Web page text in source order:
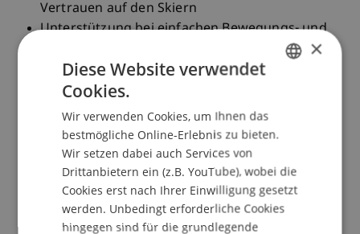
Vertrauen auf den Skiern
Unterstützung bei einfachen Bewegungs- und
Gewährleistung einer altersgerechten und
sicheren Betreuung
Aufbau einer positiven Beziehung zu Kindern
und Eltern
Mitarbeit im Team der Schneesportschule
sowie Unterstützung bei organisatorischen
Abläufen
Anforderungen
×
Diese Website verwendet
Cookies.
Wir verwenden Cookies, um Ihnen das
bestmögliche Online-Erlebnis zu bieten.
Wir setzen dabei auch Services von
Drittanbietern ein (z.B. YouTube), wobei die
Cookies erst nach Ihrer Einwilligung gesetzt
werden. Unbedingt erforderliche Cookies
hingegen sind für die grundlegende